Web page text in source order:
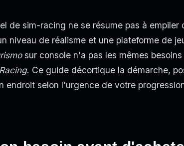
de sim-racing ne se résume pas à
niveau de réalisme et une plateforme de
sur console n'a pas les mêmes
. Ce guide décortique la démarche,
endroit selon l'urgence de votre